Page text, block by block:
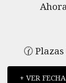
🕜
+ VER